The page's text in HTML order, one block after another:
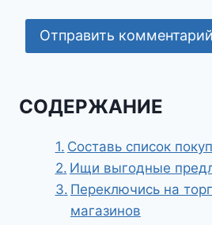
СОДЕРЖАНИЕ
Составь список
Ищи выгодные
Переключись на
магазинов